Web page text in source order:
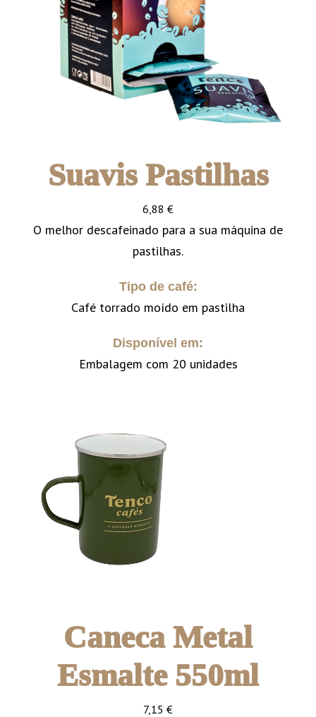
Suavis Pastilhas
6,88 €
O melhor descafeinado para a sua máquina de
pastilhas.
Tipo de café:
Café torrado moído em pastilha
Disponível em:
Embalagem com 20 unidades
Caneca Metal
Esmalte 550ml
7,15 €